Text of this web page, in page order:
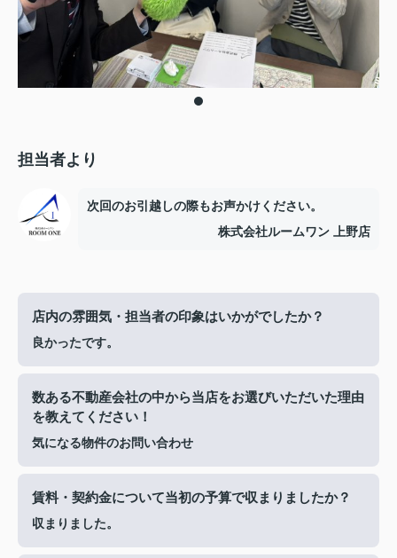
担当者より
次回のお引越しの際もお声かけください。
株式会社ルームワン 上野店
店内の雰囲気・担当者の印象はいかがでしたか？
良かったです。
数ある不動産会社の中から当店をお選びいただいた理由
を教えてください！
気になる物件のお問い合わせ
賃料・契約金について当初の予算で収まりましたか？
収まりました。